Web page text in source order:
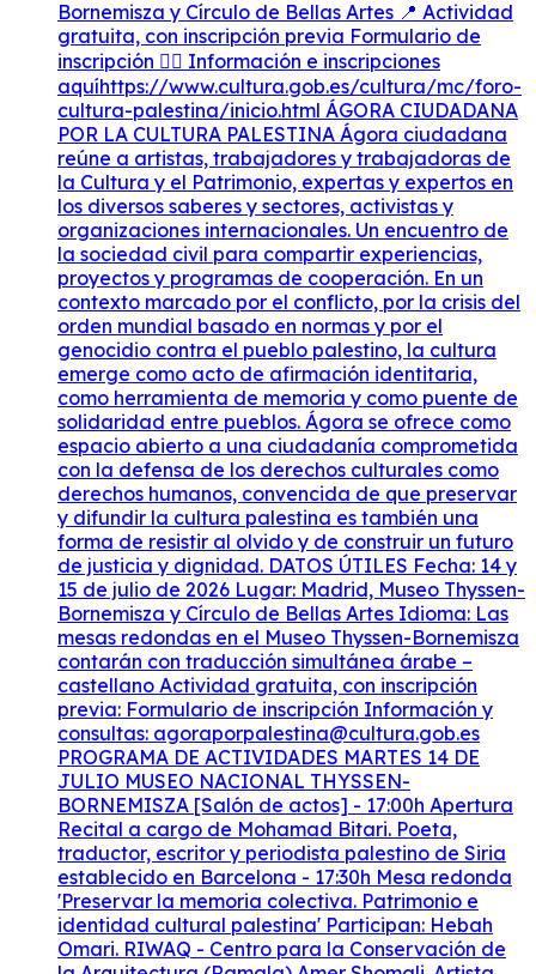
Bornemisza y Círculo de Bellas Artes 📍 Actividad
gratuita, con inscripción previa Formulario de
inscripción 👇🏽 Información e inscripciones
aquíhttps://www.cultura.gob.es/cultura/mc/foro-
cultura-palestina/inicio.html ÁGORA CIUDADANA
POR LA CULTURA PALESTINA Ágora ciudadana
reúne a artistas, trabajadores y trabajadoras de
la Cultura y el Patrimonio, expertas y expertos en
los diversos saberes y sectores, activistas y
organizaciones internacionales. Un encuentro de
la sociedad civil para compartir experiencias,
proyectos y programas de cooperación. En un
contexto marcado por el conflicto, por la crisis del
orden mundial basado en normas y por el
genocidio contra el pueblo palestino, la cultura
emerge como acto de afirmación identitaria,
como herramienta de memoria y como puente de
solidaridad entre pueblos. Ágora se ofrece como
espacio abierto a una ciudadanía comprometida
con la defensa de los derechos culturales como
derechos humanos, convencida de que preservar
y difundir la cultura palestina es también una
forma de resistir al olvido y de construir un futuro
de justicia y dignidad. DATOS ÚTILES Fecha: 14 y
15 de julio de 2026 Lugar: Madrid, Museo Thyssen-
Bornemisza y Círculo de Bellas Artes Idioma: Las
mesas redondas en el Museo Thyssen-Bornemisza
contarán con traducción simultánea árabe –
castellano Actividad gratuita, con inscripción
previa: Formulario de inscripción Información y
consultas: agoraporpalestina@cultura.gob.es
PROGRAMA DE ACTIVIDADES MARTES 14 DE
JULIO MUSEO NACIONAL THYSSEN-
BORNEMISZA [Salón de actos] - 17:00h Apertura
Recital a cargo de Mohamad Bitari. Poeta,
traductor, escritor y periodista palestino de Siria
establecido en Barcelona - 17:30h Mesa redonda
'Preservar la memoria colectiva. Patrimonio e
identidad cultural palestina' Participan: Hebah
Omari. RIWAQ - Centro para la Conservación de